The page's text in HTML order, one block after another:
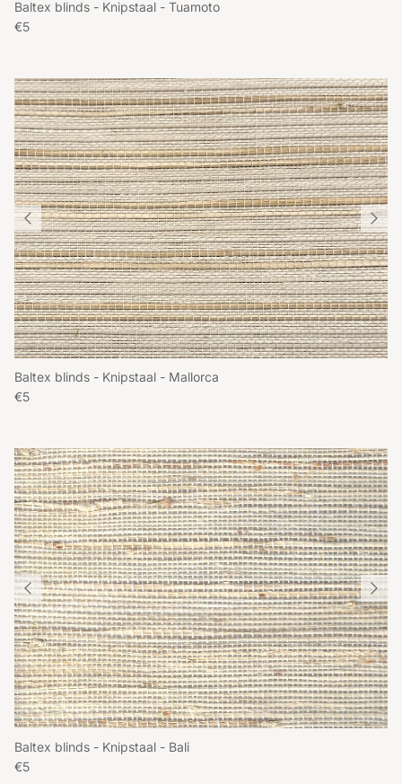
Baltex blinds - Knipstaal - Tuamoto
Reguliere prijs
€5
Baltex blinds - Knipstaal - Mallorca
Reguliere prijs
€5
Baltex blinds - Knipstaal - Bali
Reguliere prijs
€5